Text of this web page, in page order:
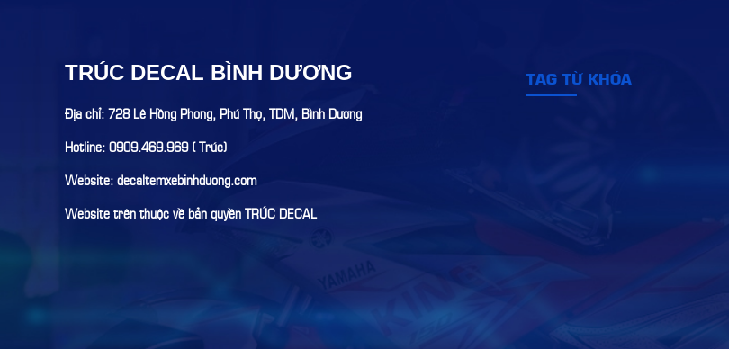
TRÚC DECAL BÌNH DƯƠNG
Địa chỉ: 728 Lê Hồng Phong, Phú Thọ, TDM, Bình Dương
Hotline: 0909.469.969 ( Trúc)
Website: decaltemxebinhduong.com
Website trên thuộc về bản quyền TRÚC DECAL
TAG TỪ KHÓA